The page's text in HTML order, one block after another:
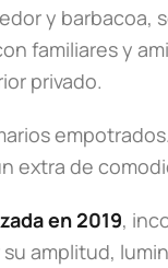
y barbacoa,
familiares y
privado.
extra de
en 2019,
amplitud,